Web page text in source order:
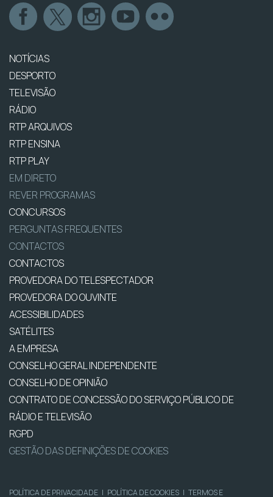
NOTÍCIAS
DESPORTO
TELEVISÃO
RÁDIO
RTP ARQUIVOS
RTP ENSINA
RTP PLAY
EM DIRETO
REVER PROGRAMAS
CONCURSOS
PERGUNTAS FREQUENTES
CONTACTOS
CONTACTOS
PROVEDORA DO TELESPECTADOR
PROVEDORA DO OUVINTE
ACESSIBILIDADES
SATÉLITES
A EMPRESA
CONSELHO GERAL INDEPENDENTE
CONSELHO DE OPINIÃO
CONTRATO DE CONCESSÃO DO SERVIÇO PÚBLICO DE
RÁDIO E TELEVISÃO
RGPD
GESTÃO DAS DEFINIÇÕES DE COOKIES
POLÍTICA DE PRIVACIDADE | POLÍTICA DE COOKIES | TERMOS E